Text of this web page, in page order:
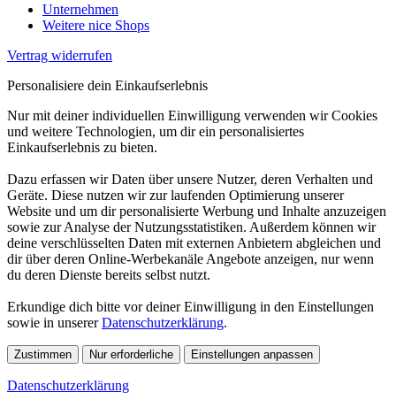
Unternehmen
Weitere nice Shops
Vertrag widerrufen
Personalisiere dein Einkaufserlebnis
Nur mit deiner individuellen Einwilligung verwenden wir Cookies
und weitere Technologien, um dir ein personalisiertes
Einkaufserlebnis zu bieten.
Dazu erfassen wir Daten über unsere Nutzer, deren Verhalten und
Geräte. Diese nutzen wir zur laufenden Optimierung unserer
Website und um dir personalisierte Werbung und Inhalte anzuzeigen
sowie zur Analyse der Nutzungsstatistiken. Außerdem können wir
deine verschlüsselten Daten mit externen Anbietern abgleichen und
dir über deren Online-Werbekanäle Angebote anzeigen, nur wenn
du deren Dienste bereits selbst nutzt.
Erkundige dich bitte vor deiner Einwilligung in den Einstellungen
sowie in unsererDatenschutzerklärung.
Zustimmen Nur erforderliche Einstellungen anpassen
Datenschutzerklärung